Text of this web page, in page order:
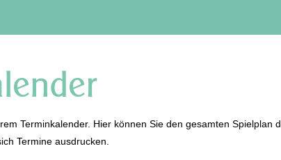
Terminkalender. Hier können Sie den gesamten Spielplan
Termine ausdrucken.